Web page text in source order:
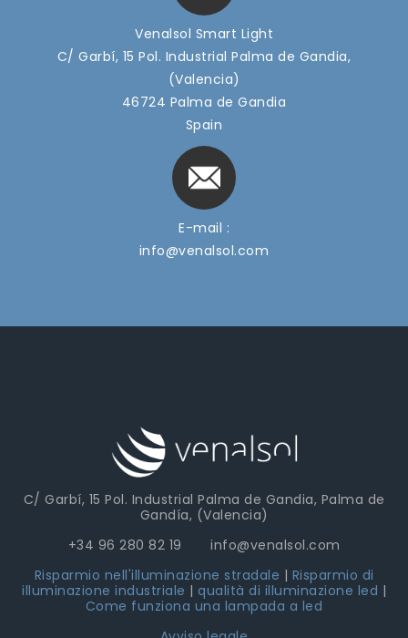
Venalsol Smart Light
C/ Garbí, 15 Pol. Industrial Palma de Gandia,
(Valencia)
46724 Palma de Gandia
Spain
E-mail :
info@venalsol.com
C/ Garbí, 15 Pol. Industrial Palma de Gandia, Palma de
Gandía, (Valencia)
+34 96 280 82 19 info@venalsol.com
Risparmio nell'illuminazione stradale | Risparmio di
illuminazione industriale | qualità di illuminazione led |
Come funziona una lampada a led